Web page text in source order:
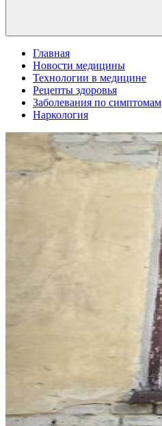
Главная
Новости медицины
Технологии в медицине
Рецепты здоровья
Заболевания по симптомам
Наркология